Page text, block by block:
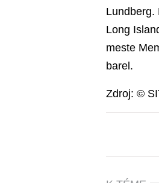
Lundberg.
Long
meste
barel.
Zdroj: ©